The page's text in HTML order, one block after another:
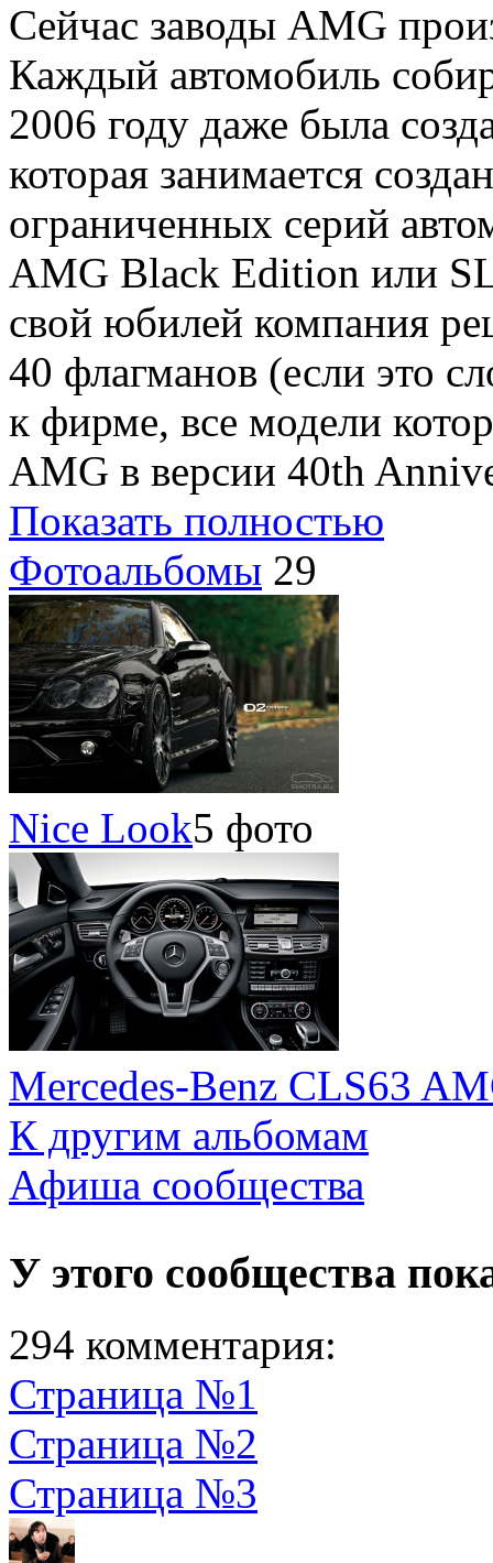
Сейчас заводы AMG
Каждый автомобиль
2006 году даже была
которая занимается
ограниченных серий
AMG Black Edition или
свой юбилей компания
40 флагманов (если это
к фирме, все модели
AMG в версии 40th
Показать полностью
Фотоальбомы 29
Nice Look5 фото
Mercedes-Benz CLS63
К другим альбомам
Афиша сообщества
У этого сообщества
294 комментария:
Страница №1
Страница №2
Страница №3